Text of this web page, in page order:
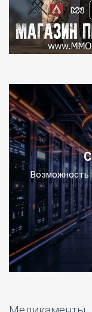
Возможность